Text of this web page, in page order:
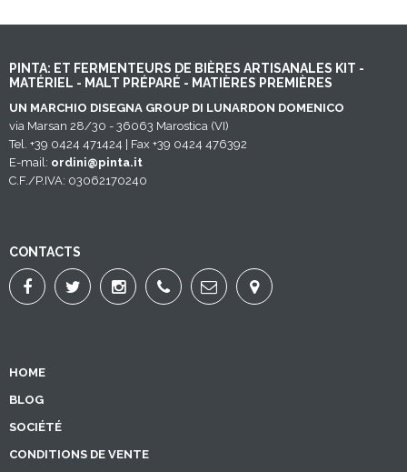
PINTA: ET FERMENTEURS DE BIÈRES ARTISANALES KIT -
MATÉRIEL - MALT PRÉPARÉ - MATIÈRES PREMIÈRES
UN MARCHIO DISEGNA GROUP DI LUNARDON DOMENICO
via Marsan 28/30 - 36063 Marostica (VI)
Tel. +39 0424 471424 | Fax +39 0424 476392
E-mail: ordini@pinta.it
C.F./P.IVA: 03062170240
CONTACTS
HOME
BLOG
SOCIÉTÉ
CONDITIONS DE VENTE